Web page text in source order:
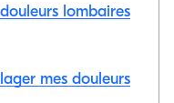
lien
lombaires
mes douleurs